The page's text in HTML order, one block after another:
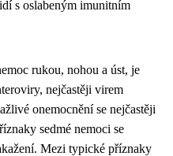
s oslabeným imunitním
rukou, nohou a úst, je
nejčastěji virem
onemocnění se nejčastěji
sedmé nemoci se
Mezi typické příznaky